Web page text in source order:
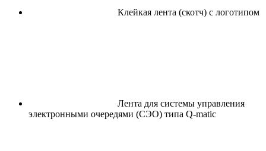
Клейкая лента (скотч) с логотипом
Лента для системы управления
электронными очередями (СЭО) типа Q-matic